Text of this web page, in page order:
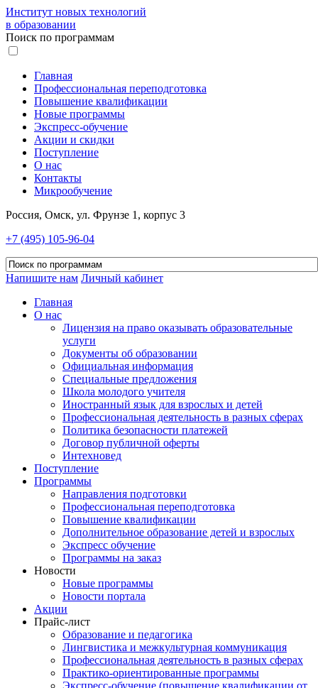
Институт новых технологий
в образовании
Поиск по программам
Главная
Профессиональная переподготовка
Повышение квалификации
Новые программы
Экспресс-обучение
Акции и скидки
Поступление
О нас
Контакты
Микрообучение
Россия, Омск, ул. Фрунзе 1, корпус 3
+7 (495) 105-96-04
Напишите нам Личный кабинет
Главная
О нас
Лицензия на право оказывать образовательные
услуги
Документы об образовании
Официальная информация
Специальные предложения
Школа молодого учителя
Иностранный язык для взрослых и детей
Профессиональная деятельность в разных сферах
Политика безопасности платежей
Договор публичной оферты
Интехновед
Поступление
Программы
Направления подготовки
Профессиональная переподготовка
Повышение квалификации
Дополнительное образование детей и взрослых
Экспресс обучение
Программы на заказ
Новости
Новые программы
Новости портала
Акции
Прайс-лист
Образование и педагогика
Лингвистика и межкультурная коммуникация
Профессиональная деятельность в разных сферах
Практико-ориентированные программы
Экспресс-обучение (повышение квалификации от